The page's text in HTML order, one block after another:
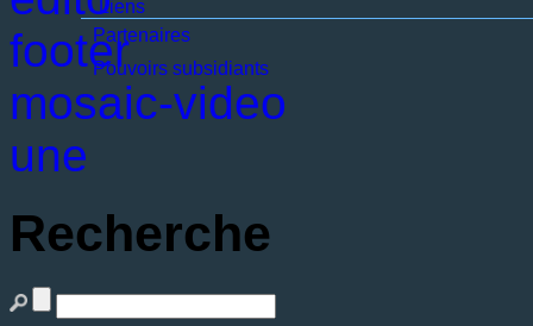
Liens
Partenaires
Pouvoirs subsidiants
footer
mosaic-video
une
Recherche